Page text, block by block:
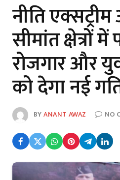
नीति एक्सट्रीम
सीमांत क्षेत्रों में
रोजगार और
को देगा नई
BYANANT AWAZ NO